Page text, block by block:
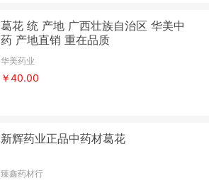
葛花 统 产地 广西壮族自治区 华美中
药 产地直销 重在品质
华美药业
￥40.00
新辉药业正品中药材葛花
臻鑫药材行